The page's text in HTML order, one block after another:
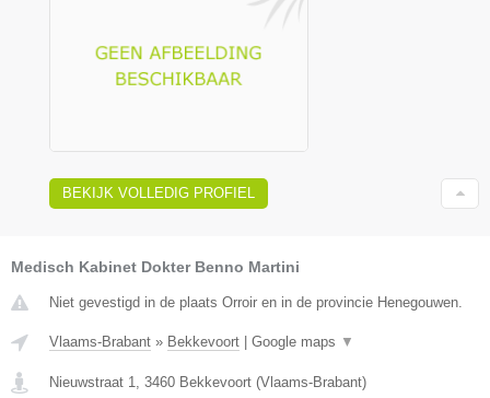
BEKIJK VOLLEDIG PROFIEL
Medisch Kabinet Dokter Benno Martini
Niet gevestigd in de plaats Orroir en in de provincie Henegouwen.
Vlaams-Brabant » Bekkevoort Google maps ▼
Nieuwstraat 1, 3460 Bekkevoort (Vlaams-Brabant)